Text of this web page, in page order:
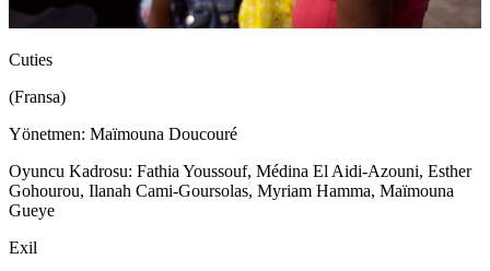
Cuties
(Fransa)
Yönetmen: Maïmouna Doucouré
Oyuncu Kadrosu: Fathia Youssouf, Médina El Aidi-Azouni, Esther
Gohourou, Ilanah Cami-Goursolas, Myriam Hamma, Maïmouna
Gueye
Exil